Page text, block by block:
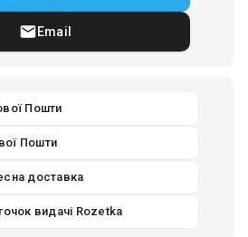
Email
Пошти
Пошти
доставка
видачі Rozetka